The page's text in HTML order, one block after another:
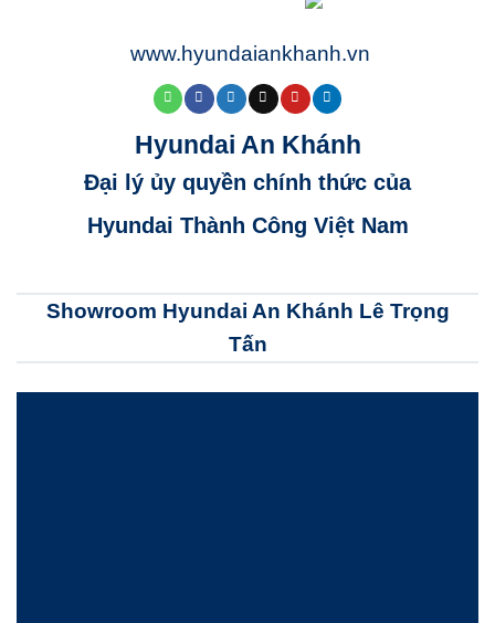
www.hyundaiankhanh.vn
Hyundai An Khánh
Đại lý ủy quyền chính thức của
Hyundai Thành Công Việt Nam
Showroom Hyundai An Khánh Lê Trọng
Tấn